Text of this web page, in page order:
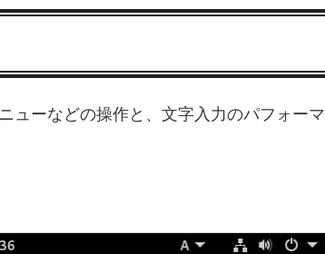
ューなどの操作と、文字入力のパフォーマ